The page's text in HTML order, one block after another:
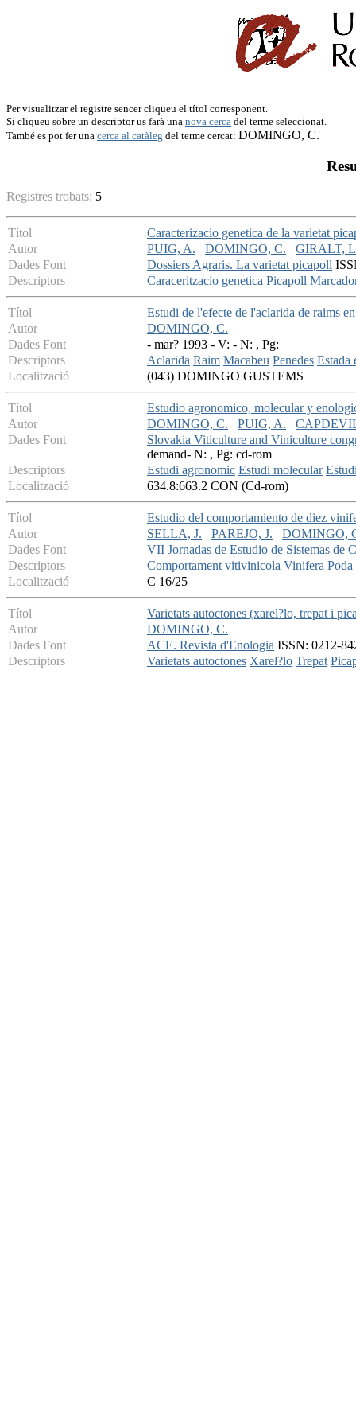
Per visualitzar el registre sencer cliqueu el títol corresponent.
Si cliqueu sobre un descriptor us farà una nova cerca del terme seleccionat.
També es pot fer una cerca al catàleg del terme cercat: DOMINGO, C.
Registres trobats: 5
Títol
Caracterizacio genetica de la varietat
Autor
PUIG, A. DOMINGO, C.
GIRALT,
Dades Font
Dossiers Agraris. La varietat picapoll
Descriptors
Caraceritzacio genetica Picapoll
Títol
Estudi de l'efecte de l'aclarida de raims
Autor
DOMINGO, C.
Dades Font
- mar? 1993 - V: - N: , Pg:
Descriptors
Aclarida Raim Macabeu Penedes Estada
Localització
(043) DOMINGO GUSTEMS
Títol
Estudio agronomico, molecular y
Autor
DOMINGO, C. PUIG, A.
Dades Font
Slovakia Viticulture and Viniculture
demand- N: , Pg: cd-rom
Descriptors
Estudi agronomic Estudi molecular
Localització
634.8:663.2 CON (Cd-rom)
Títol
Estudio del comportamiento de diez
Autor
SELLA, J. PAREJO, J.
DOMINGO,
Dades Font
VII Jornadas de Estudio de Sistemas de
Descriptors
Comportament vitivinicola Vinifera Poda
Localització
C 16/25
Títol
Varietats autoctones (xarel?lo, trepat i
Autor
DOMINGO, C.
Dades Font
ACE. Revista d'Enologia ISSN: 0212-
Descriptors
Varietats autoctones Xarel?lo Trepat